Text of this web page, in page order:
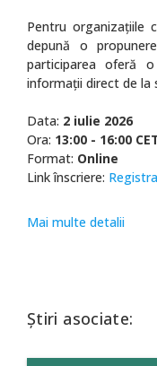
Pentru organizațiile
depună o
participarea oferă
informații direct de la
Data: 2 iulie 2026
Ora: 13:00 - 16:00
Format: Online
Link înscriere:
Mai multe detalii
Știri asociate: